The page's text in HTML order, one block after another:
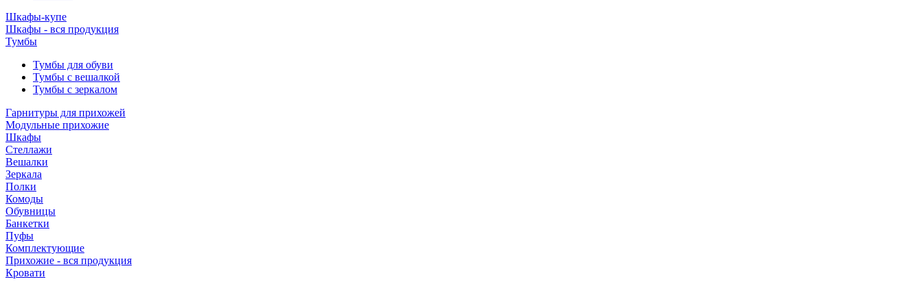
Шкафы-купе
Шкафы - вся продукция
Тумбы
Тумбы для обуви
Тумбы с вешалкой
Тумбы с зеркалом
Гарнитуры для прихожей
Модульные прихожие
Шкафы
Стеллажи
Вешалки
Зеркала
Полки
Комоды
Обувницы
Банкетки
Пуфы
Комплектующие
Прихожие - вся продукция
Кровати